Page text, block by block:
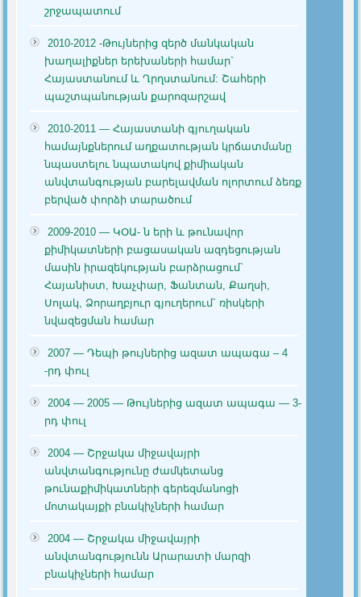
շրջապատում
2010-2012 -Թույներից զերծ մանկական
խաղալիքներ երեխաների համար`
Հայաստանում և Ղրղստանում: Շահերի
պաշտպանության քարոզարշավ
2010-2011 — Հայաստանի գյուղական
համայնքներում աղքատության կրճատմանը
նպաստելու նպատակով քիմիական
անվտանգության բարելավման ոլորտում ձեռք
բերված փորձի տարածում
2009-2010 — ԿՕԱ- ն երի և թունավոր
քիմիկատների բացասական ազդեցության
մասին իրազեկության բարձրացում`
Հայանիստ, Խաչփար, Ֆանտան, Քաղսի,
Սոլակ, Ձորաղբյուր գյուղերում` ռիսկերի
նվազեցման համար
2007 — Դեպի թույներից ազատ ապագա – 4
-րդ փուլ
2004 — 2005 — Թույներից ազատ ապագա — 3-
րդ փուլ
2004 — Շրջակա միջավայրի
անվտանգությունը ժամկետանց
թունաքիմիկատների գերեզմանոցի
մոտակայքի բնակիչների համար
2004 — Շրջակա միջավայրի
անվտանգությունն Արարատի մարզի
բնակիչների համար